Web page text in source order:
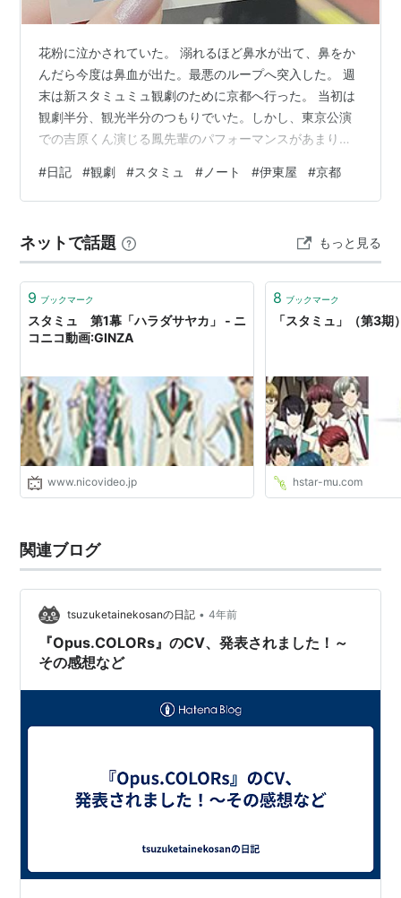
プロデューサー：杉本美佳
アニメーション制作：C-Station
製作：スタミュ製作委員会
キャスト
星谷悠
太：花江夏樹
天 花寺翔：細谷佳正
辰己琉唯：岡本信彦
申 渡栄
吾：内田雄馬
峰誠士
虎石和泉：KENN
卯川晶：松岡禎丞
鳳樹 ：諏訪部順一
柊翼：平川大輔
暁鏡司：森久保祥太郎
月 皇遥人：子安武人
那雪つむぎ：金元寿子
柊宗厳：島田敏
第2期より登場
聖：武内駿輔
律：置鮎龍太郎
魚住朝喜：森川智之
花粉に泣かされていた。 溺れるほど鼻水が出て、鼻をか
んだら今度は鼻血が出た。最悪のループへ突入した。 週
末は新スタミュミュ観劇のために京都へ行った。 当初は
観劇半分、観光半分のつもりでいた。しかし、東京公演
での吉原くん演じる鳳先輩のパフォーマンスがあまりに
トを買い足ししてしまった。 結果、丸１日京都駅で過ご
しただけになったが、とても楽しかった。 以下、今週の
2024.01.31.wed 2024.02.01.thu 2024.02.02.fri
2024.02.03.sat ノ…
#日記 #観劇 #スタミュ # ノート #伊東屋 #京都
ネットで話題 もっと見る
9 ブックマーク
スタミュ 第1幕「ハラダサヤカ」 ‐ ニ
コニコ動画:GINZA
www.nicovideo.jp
8 ブックマーク
「スタミュ」（第3期
hstar-mu.com
関連ブログ
tsuzuketainekosanの日記 • 4年前
『Opus.COLORs』のCV、発表されました！～
その感想など